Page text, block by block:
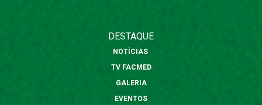
DESTAQUE
NOTÍCIAS
TV FACMED
GALERIA
EVENTOS